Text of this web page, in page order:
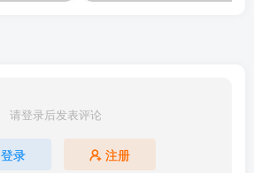
请登录后发表评论
登录 注册